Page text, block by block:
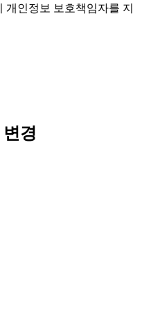
인정보 보호책임자를 지
경